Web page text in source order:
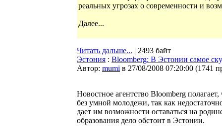
реальных угрозах о современности и
Далее...
Читать дальше... | 2493 байт
Эстония : Bloomberg: В Эстонии самое
Автор: mumi в 27/08/2008 07:20:00 (1741
Новостное агентство Bloomberg
без умной молодежи, так как
дает им возможности оставаться на
образования дело обстоит в Эстонии.